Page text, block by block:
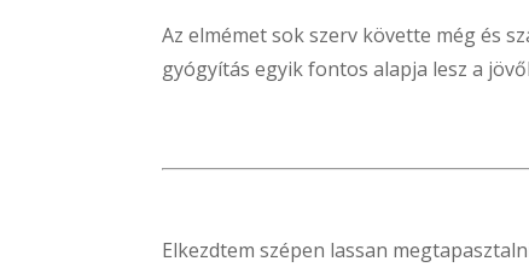
Az elmémet sok szerv követte még és
gyógyítás egyik fontos alapja lesz a
Elkezdtem szépen lassan